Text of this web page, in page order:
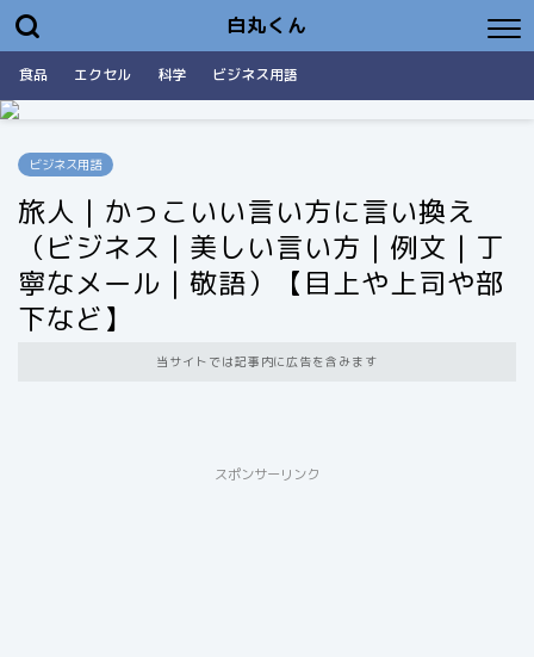
白丸くん
食品 エクセル 科学 ビジネス用語
ビジネス用語
旅人｜かっこいい言い方に言い換え
（ビジネス｜美しい言い方｜例文｜丁
寧なメール｜敬語）【目上や上司や部
下など】
当サイトでは記事内に広告を含みます
スポンサーリンク